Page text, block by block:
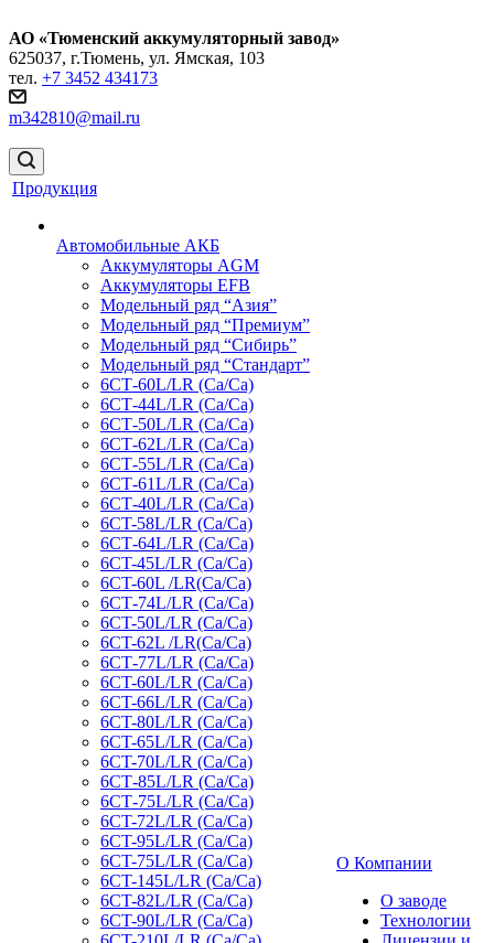
АО «Тюменский аккумуляторный завод»
625037, г.Тюмень, ул. Ямская, 103
тел. +7 3452 434173
m342810@mail.ru
Продукция
Автомобильные АКБ
Аккумуляторы AGM
Аккумуляторы EFB
Модельный ряд “Азия”
Модельный ряд “Премиум”
Модельный ряд “Сибирь”
Модельный ряд “Стандарт”
6СТ-60L/LR (Ca/Ca)
6СТ-44L/LR (Са/Са)
6СТ-50L/LR (Ca/Ca)
6СТ-62L/LR (Ca/Ca)
6СТ-55L/LR (Ca/Ca)
6СТ-61L/LR (Ca/Ca)
6СТ-40L/LR (Ca/Ca)
6CT-58L/LR (Ca/Ca)
6СТ-64L/LR (Ca/Ca)
6CT-45L/LR (Ca/Ca)
6CT-60L /LR(Ca/Ca)
6СТ-74L/LR (Са/Са)
6CT-50L/LR (Ca/Ca)
6CT-62L /LR(Ca/Ca)
6СТ-77L/LR (Ca/Ca)
6CT-60L/LR (Ca/Ca)
6CT-66L/LR (Ca/Ca)
6CT-80L/LR (Са/Са)
6CT-65L/LR (Ca/Ca)
6CT-70L/LR (Са/Са)
6СТ-85L/LR (Са/Са)
6СТ-75L/LR (Ca/Ca)
6CT-72L/LR (Ca/Ca)
6CT-95L/LR (Са/Са)
6CT-75L/LR (Ca/Ca)
6CT-145L/LR (Са/Са)
6CT-82L/LR (Са/Са)
6CT-90L/LR (Ca/Ca)
О Компании
О заводе
Технологии